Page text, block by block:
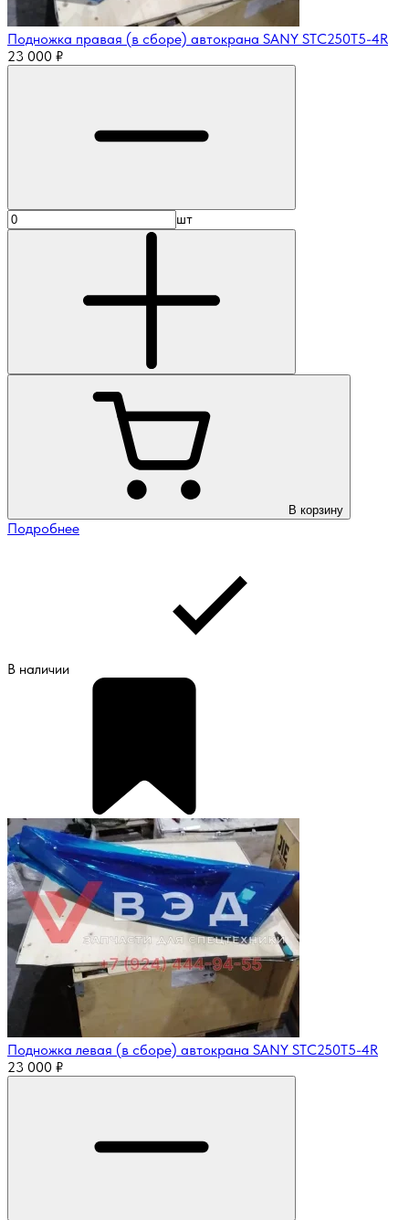
Подножка правая (в сборе) автокрана SANY STC250T5-4R
23 000 ₽
шт
В корзину
Подробнее
В наличии
Подножка левая (в сборе) автокрана SANY STC250T5-4R
23 000 ₽